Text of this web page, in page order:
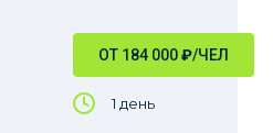
ОТ 184 000₽/ЧЕЛ
1 день